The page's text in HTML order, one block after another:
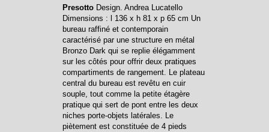
PresottoDesign. Andrea Lucatello
Dimensions : l 136 x h 81 x p 65 cm Un
bureau raffiné et contemporain
caractérisé par une structure en métal
Bronzo Dark qui se replie élégamment
sur les côtés pour offrir deux pratiques
compartiments de rangement. Le plateau
central du bureau est revêtu en cuir
souple, tout comme la petite étagère
pratique qui sert de pont entre les deux
niches porte-objets latérales. Le
piètement est constituée de 4 pieds